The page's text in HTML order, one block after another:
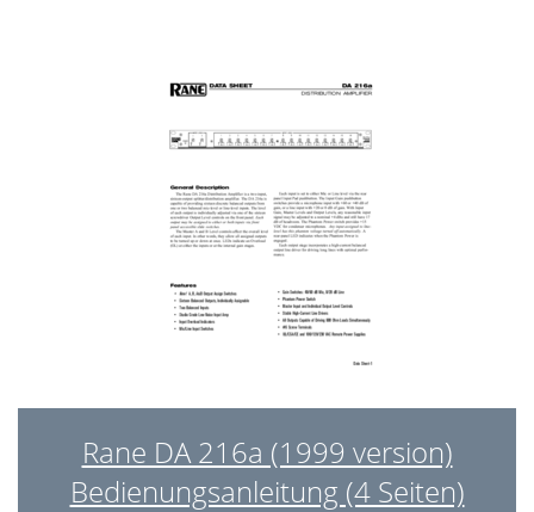
Rane DA 216a (1999 version)
Bedienungsanleitung (4 Seiten)